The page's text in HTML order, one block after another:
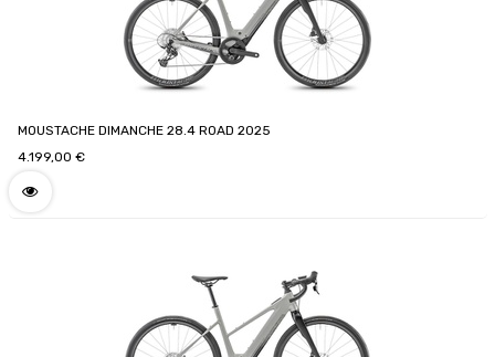
MOUSTACHE DIMANCHE 28.4 ROAD 2025
4.199,00 €